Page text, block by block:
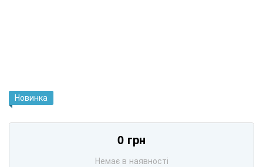
Новинка
0 грн
Немає в наявності